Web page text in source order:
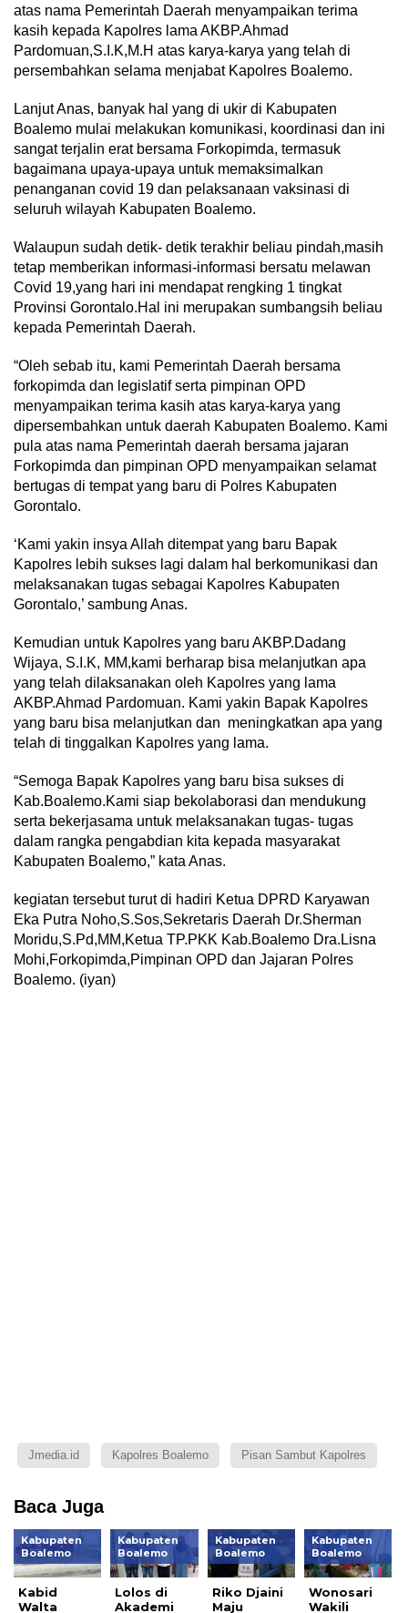
atas nama Pemerintah Daerah menyampaikan terima
kasih kepada Kapolres lama AKBP.Ahmad
Pardomuan,S.I.K,M.H atas karya-karya yang telah di
persembahkan selama menjabat Kapolres Boalemo.
Lanjut Anas, banyak hal yang di ukir di Kabupaten
Boalemo mulai melakukan komunikasi, koordinasi dan ini
sangat terjalin erat bersama Forkopimda, termasuk
bagaimana upaya-upaya untuk memaksimalkan
penanganan covid 19 dan pelaksanaan vaksinasi di
seluruh wilayah Kabupaten Boalemo.
Walaupun sudah detik- detik terakhir beliau pindah,masih
tetap memberikan informasi-informasi bersatu melawan
Covid 19,yang hari ini mendapat rengking 1 tingkat
Provinsi Gorontalo.Hal ini merupakan sumbangsih beliau
kepada Pemerintah Daerah.
“Oleh sebab itu, kami Pemerintah Daerah bersama
forkopimda dan legislatif serta pimpinan OPD
menyampaikan terima kasih atas karya-karya yang
dipersembahkan untuk daerah Kabupaten Boalemo. Kami
pula atas nama Pemerintah daerah bersama jajaran
Forkopimda dan pimpinan OPD menyampaikan selamat
bertugas di tempat yang baru di Polres Kabupaten
Gorontalo.
‘Kami yakin insya Allah ditempat yang baru Bapak
Kapolres lebih sukses lagi dalam hal berkomunikasi dan
melaksanakan tugas sebagai Kapolres Kabupaten
Gorontalo,’ sambung Anas.
Kemudian untuk Kapolres yang baru AKBP.Dadang
Wijaya, S.I.K, MM,kami berharap bisa melanjutkan apa
yang telah dilaksanakan oleh Kapolres yang lama
AKBP.Ahmad Pardomuan. Kami yakin Bapak Kapolres
yang baru bisa melanjutkan dan meningkatkan apa yang
telah di tinggalkan Kapolres yang lama.
“Semoga Bapak Kapolres yang baru bisa sukses di
Kab.Boalemo.Kami siap bekolaborasi dan mendukung
serta bekerjasama untuk melaksanakan tugas- tugas
dalam rangka pengabdian kita kepada masyarakat
Kabupaten Boalemo,” kata Anas.
kegiatan tersebut turut di hadiri Ketua DPRD Karyawan
Eka Putra Noho,S.Sos,Sekretaris Daerah Dr.Sherman
Moridu,S.Pd,MM,Ketua TP.PKK Kab.Boalemo Dra.Lisna
Mohi,Forkopimda,Pimpinan OPD dan Jajaran Polres
Boalemo. (iyan)
Jmedia.id Kapolres Boalemo Pisan Sambut Kapolres
Baca Juga
Kabupaten
Boalemo
Kabid
Walta
Kabupaten
Boalemo
Lolos di
Akademi
Kabupaten
Boalemo
Riko Djaini
Maju
Kabupaten
Boalemo
Wonosari
Wakili